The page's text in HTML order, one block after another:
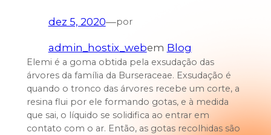
dez 5, 2020—por
admin_hostix_webem Blog
Elemi é a goma obtida pela exsudação das
árvores da família da Burseraceae. Exsudação é
quando o tronco das árvores recebe um corte, a
resina flui por ele formando gotas, e à medida
que sai, o líquido se solidifica ao entrar em
contato com o ar. Então, as gotas recolhidas são